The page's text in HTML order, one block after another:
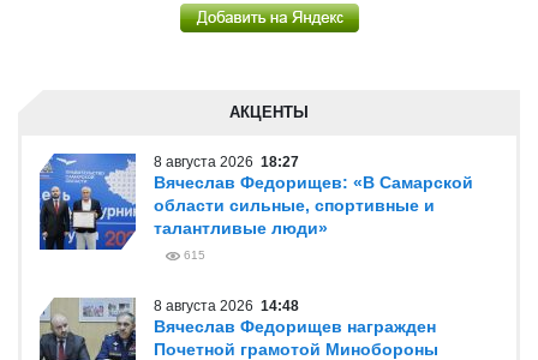
АКЦЕНТЫ
8 августа 2026 18:27
Вячеслав Федорищев: «В Самарской
области сильные, спортивные и
талантливые люди»
615
8 августа 2026 14:48
Вячеслав Федорищев награжден
Почетной грамотой Минобороны